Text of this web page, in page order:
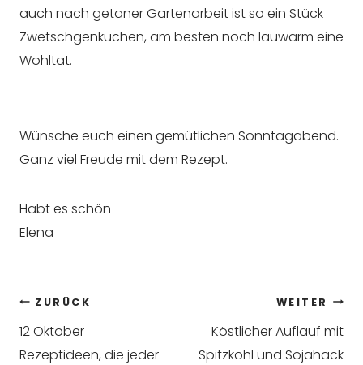
auch nach getaner Gartenarbeit ist so ein Stück
Zwetschgenkuchen, am besten noch lauwarm eine
Wohltat.
Wünsche euch einen gemütlichen Sonntagabend.
Ganz viel Freude mit dem Rezept.
Habt es schön
Elena
Beitragsnavigation
ZURÜCK
12 Oktober
Rezeptideen, die jeder
WEITER
Köstlicher Auflauf mit
Spitzkohl und Sojahack